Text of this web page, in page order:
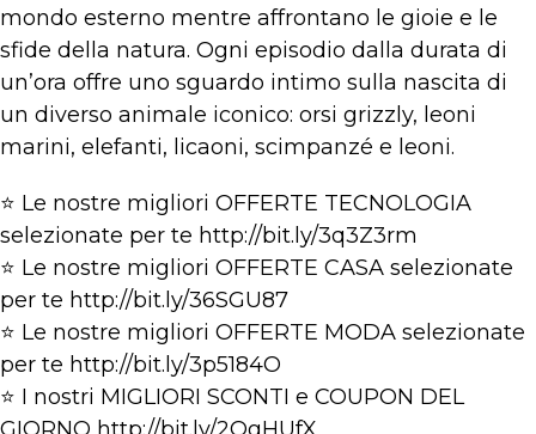
mondo esterno mentre affrontano le gioie e le
sfide della natura. Ogni episodio dalla durata di
un’ora offre uno sguardo intimo sulla nascita di
un diverso animale iconico: orsi grizzly, leoni
marini, elefanti, licaoni, scimpanzé e leoni.
⭐ Le nostre migliori OFFERTE TECNOLOGIA
selezionate per te http://bit.ly/3q3Z3rm
⭐ Le nostre migliori OFFERTE CASA selezionate
per te http://bit.ly/36SGU87
⭐ Le nostre migliori OFFERTE MODA selezionate
per te http://bit.ly/3p5184O
⭐ I nostri MIGLIORI SCONTI e COUPON DEL